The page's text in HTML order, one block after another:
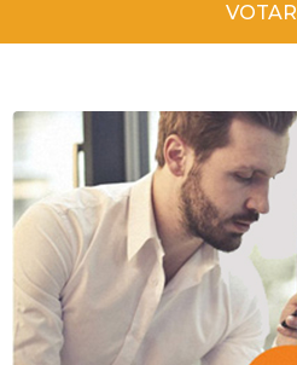
VOTAR